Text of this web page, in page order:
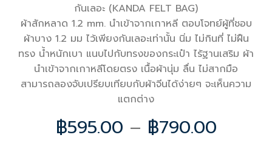
กันเลอะ (KANDA FELT BAG)
ผ้าสักหลาด 1.2 mm. นำเข้าจากเกาหลี ตอบโจทย์ผู้ที่ชอบ
ผ้าบาง 1.2 มม ไว้เพียงกันเลอะเท่านั้น นิ่ม ไม่กินที่ ไม่ฝืน
ทรง น้ำหนักเบา แนบไปกับทรงของกระเป๋า ไร้ฐานเสริม ผ้า
นำเข้าจากเกาหลีโดยตรง เนื้อผ้านุ่ม ลื่น ไม่สากมือ
สามารถลองจับเปรียบเทียบกับผ้าจีนได้ง่ายๆ จะเห็นความ
แตกต่าง
฿595.00 – ฿790.00